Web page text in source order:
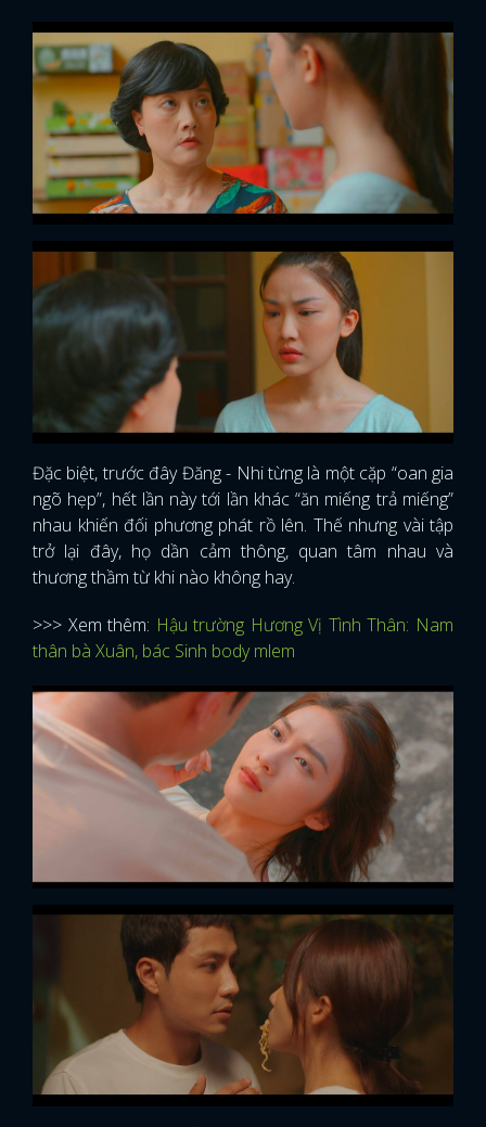
Đặc biệt, trước đây Đăng - Nhi từng là một cặp “oan gia
ngõ hẹp”, hết lần này tới lần khác “ăn miếng trả miếng”
nhau khiến đối phương phát rồ lên. Thế nhưng vài tập
trở lại đây, họ dần cảm thông, quan tâm nhau và
thương thầm từ khi nào không hay.
>>> Xem thêm: Hậu trường Hương Vị Tình Thân: Nam
thân bà Xuân, bác Sinh body mlem